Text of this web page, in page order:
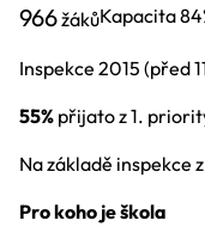
966žákůKapacita
Inspekce 2015 (před
55% přijato z 1.
Na základě inspekce
Pro koho je škola